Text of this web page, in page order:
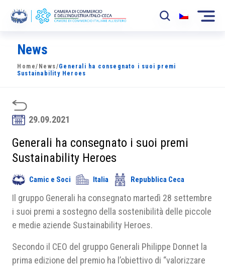
La Camera
News
Sviluppo Mercato
Soci
Partner
Progetti
Area riservata
News
Home/ News/Generali ha consegnato i suoi premi
Sustainability Heroes
29.09.2021
Generali ha consegnato i suoi premi
Sustainability Heroes
Camic e Soci Italia Repubblica Ceca
Il gruppo Generali ha consegnato martedì 28 settembre
i suoi premi a sostegno della sostenibilità delle piccole
e medie aziende Sustainability Heroes.
Secondo il CEO del gruppo Generali Philippe Donnet la
prima edizione del premio ha l’obiettivo di “valorizzare